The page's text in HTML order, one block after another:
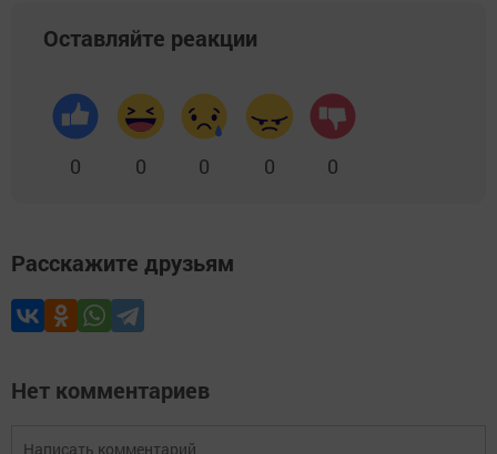
Оставляйте реакции
0 0 0 0 0
Расскажите друзьям
Нет комментариев